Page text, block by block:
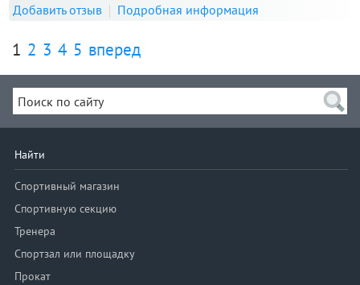
Добавить отзыв
Подробная информация
1 2 3 4 5 вперед
Найти
Спортивный магазин
Спортивную секцию
Тренера
Спортзал или площадку
Прокат